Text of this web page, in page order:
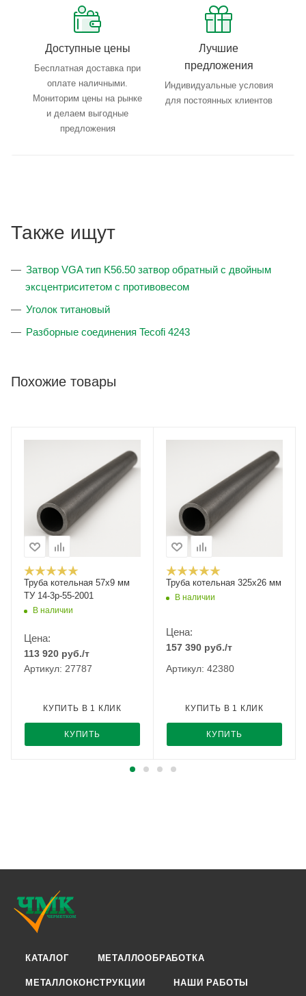
Доступные цены
Бесплатная доставка при
оплате наличными.
Мониторим цены на рынке
и делаем выгодные
предложения
Лучшие
предложения
Индивидуальные условия
для постоянных клиентов
Также ищут
Затвор VGA тип K56.50 затвор обратный с двойным
эксцентриситетом с противовесом
Уголок титановый
Разборные соединения Tecofi 4243
Похожие товары
Труба котельная 57х9 мм
ТУ 14-3р-55-2001
В наличии
Цена:
113 920 руб./т
Артикул: 27787
КУПИТЬ
КУПИТЬ В 1 КЛИК
Труба котельная 325x26 мм
В наличии
Цена:
157 390 руб./т
Артикул: 42380
КУПИТЬ
КУПИТЬ В 1 КЛИК
КАТАЛОГ МЕТАЛЛООБРАБОТКА
МЕТАЛЛОКОНСТРУКЦИИ НАШИ РАБОТЫ